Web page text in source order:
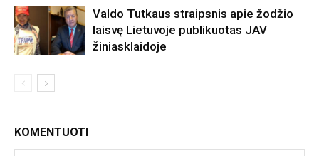
Valdo Tutkaus straipsnis apie žodžio
laisvę Lietuvoje publikuotas JAV
žiniasklaidoje
KOMENTUOTI